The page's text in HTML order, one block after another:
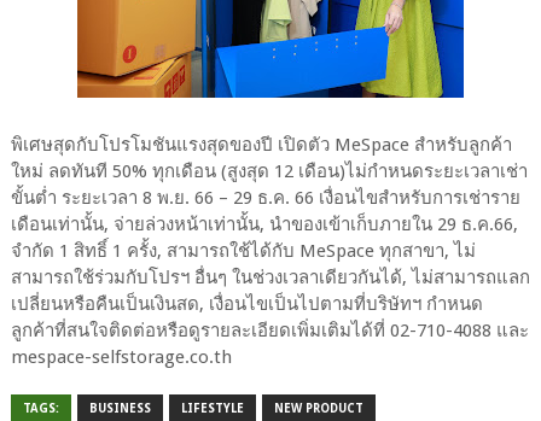
พิเศษสุดกับโปรโมชันแรงสุดของปี เปิดตัว MeSpace สำหรับลูกค้า
ใหม่ ลดทันที 50% ทุกเดือน (สูงสุด 12 เดือน)ไม่กำหนดระยะเวลาเช่า
ขั้นต่ำ ระยะเวลา 8 พ.ย. 66 – 29 ธ.ค. 66 เงื่อนไขสำหรับการเช่าราย
เดือนเท่านั้น, จ่ายล่วงหน้าเท่านั้น, นำของเข้าเก็บภายใน 29 ธ.ค.66,
จำกัด 1 สิทธิ์ 1 ครั้ง, สามารถใช้ได้กับ MeSpace ทุกสาขา, ไม่
สามารถใช้ร่วมกับโปรฯ อื่นๆ ในช่วงเวลาเดียวกันได้, ไม่สามารถแลก
เปลี่ยนหรือคืนเป็นเงินสด, เงื่อนไขเป็นไปตามที่บริษัทฯ กำหนด
ลูกค้าที่สนใจติดต่อหรือดูรายละเอียดเพิ่มเติมได้ที่ 02-710-4088 และ
mespace-selfstorage.co.th
TAGS: BUSINESS LIFESTYLE NEW PRODUCT